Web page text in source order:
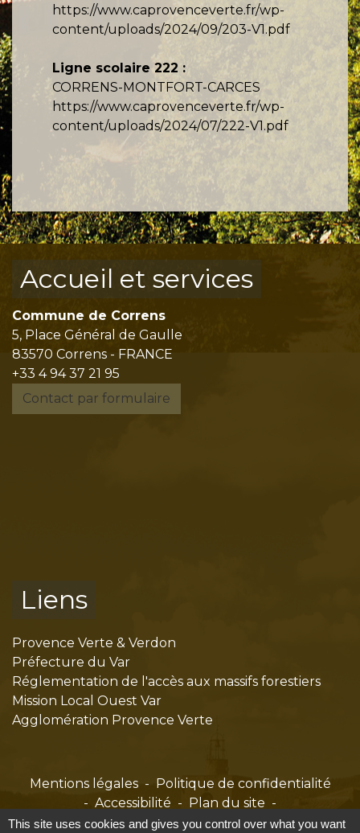
https://www.caprovenceverte.fr/wp-
content/uploads/2024/09/203-V1.pdf
Ligne scolaire 222 :
CORRENS-MONTFORT-CARCES
https://www.caprovenceverte.fr/wp-
content/uploads/2024/07/222-V1.pdf
Accueil et services
Commune de Correns
5, Place Général de Gaulle
83570 Correns - FRANCE
+33 4 94 37 21 95
Contact par formulaire
Liens
Provence Verte & Verdon
Préfecture du Var
Réglementation de l'accès aux massifs forestiers
Mission Local Ouest Var
Agglomération Provence Verte
Mentions légales - Politique de confidentialité
- Accessibilité - Plan du site -
Gestion des cookies
This site uses cookies and gives you control over what you want